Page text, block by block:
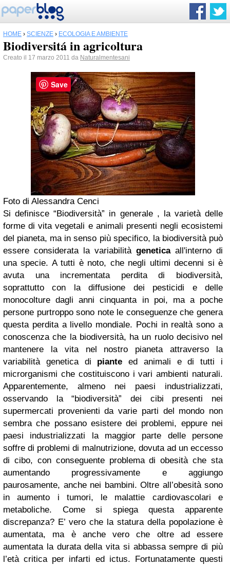
HOME › SCIENZE › ECOLOGIA E AMBIENTE
Biodiversitá in agricoltura
Creato il 17 marzo 2011 da Naturalmentesani
Foto di Alessandra Cenci
Si definisce “Biodiversità” in generale , la varietà delle
forme di vita vegetali e animali presenti negli ecosistemi
del pianeta, ma in senso più specifico, la biodiversità può
essere considerata la variabilità geneticaall'interno di
una specie. A tutti è noto, che negli ultimi decenni si è
avuta una incrementata perdita di biodiversità,
soprattutto con la diffusione dei pesticidi e delle
monocolture dagli anni cinquanta in poi, ma a poche
persone purtroppo sono note le conseguenze che genera
questa perdita a livello mondiale. Pochi in realtà sono a
conoscenza che la biodiversità, ha un ruolo decisivo nel
mantenere la vita nel nostro pianeta attraverso la
variabilità genetica di piante ed animali e di tutti i
microrganismi che costituiscono i vari ambienti naturali.
Apparentemente, almeno nei paesi industrializzati,
osservando la “biodiversità” dei cibi presenti nei
supermercati provenienti da varie parti del mondo non
sembra che possano esistere dei problemi, eppure nei
paesi industrializzati la maggior parte delle persone
soffre di problemi di malnutrizione, dovuta ad un eccesso
di cibo, con conseguente problema di obesità che sta
aumentando progressivamente e aggiungo
paurosamente, anche nei bambini. Oltre all’obesità sono
in aumento i tumori, le malattie cardiovascolari e
metaboliche. Come si spiega questa apparente
discrepanza? E’ vero che la statura della popolazione è
aumentata, ma è anche vero che oltre ad essere
aumentata la durata della vita si abbassa sempre di più
l’età critica per infarti ed ictus. Fortunatamente questi
Save